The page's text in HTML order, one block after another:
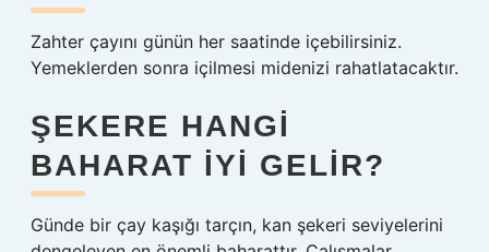
Zahter çayını günün her saatinde içebilirsiniz.
Yemeklerden sonra içilmesi midenizi rahatlatacaktır.
ŞEKERE HANGI
BAHARAT IYI GELIR?
Günde bir çay kaşığı tarçın, kan şekeri seviyelerini